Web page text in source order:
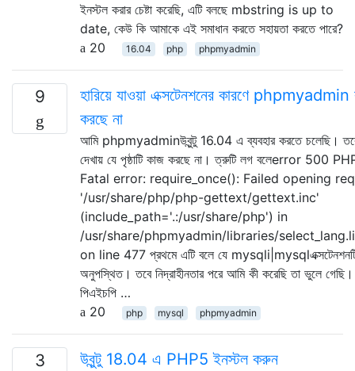
ইনস্টল করার চেষ্টা করেছি, এটি বলছে mbstring is up to
date, কেউ কি আমাকে এই সমাধান করতে সহায়তা করতে পারে?
20
16.04 php phpmyadmin
9
হারিয়ে যাওয়া এক্সটেনশনের কারণে phpmyadmin
করছে না
আমি phpmyadminউবুন্টু 16.04 এ ব্যবহার করতে চলেছি।
দেখায় যে পৃষ্ঠাটি কাজ করছে না। ত্রুটি লগ বলেerror 500
Fatal error: require_once(): Failed opening
'/usr/share/php/php-gettext/gettext.inc'
(include_path='.:/usr/share/php') in
/usr/share/phpmyadmin/libraries/
on line 477 প্রথমে এটি বলে যে
অনুপস্থিত। তবে নিদ্রাহীনতার পরে আমি কী করেছি তা ভুলে
পিএইচপি …
20
php mysql phpmyadmin
3 উবুন্টু 18.04 এ PHP5 ইনস্টল করুন